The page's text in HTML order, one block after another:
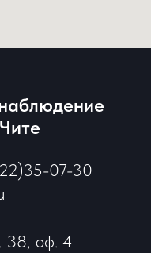
07-30
38, оф. 4